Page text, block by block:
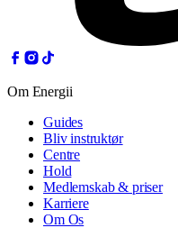
Om Energii
Guides
Bliv instruktør
Centre
Hold
Medlemskab & priser
Karriere
Om Os